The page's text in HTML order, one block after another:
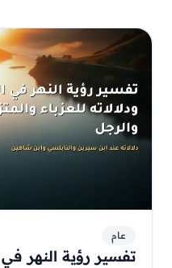
عام
تفسير رؤية النهر في